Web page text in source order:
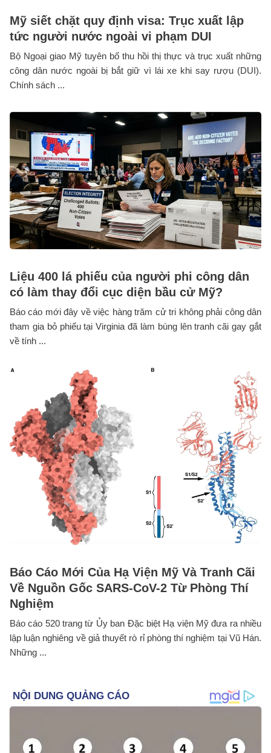
Mỹ siết chặt quy định visa: Trục xuất lập
tức người nước ngoài vi phạm DUI
Bộ Ngoại giao Mỹ tuyên bố thu hồi thị thực và trục xuất những
công dân nước ngoài bị bắt giữ vì lái xe khi say rượu (DUI).
Chính sách ...
Liệu 400 lá phiếu của người phi công dân
có làm thay đổi cục diện bầu cử Mỹ?
Báo cáo mới đây về việc hàng trăm cử tri không phải công dân
tham gia bỏ phiếu tại Virginia đã làm bùng lên tranh cãi gay gắt
về tính ...
Báo Cáo Mới Của Hạ Viện Mỹ Và Tranh Cãi
Về Nguồn Gốc SARS-CoV-2 Từ Phòng Thí
Nghiệm
Báo cáo 520 trang từ Ủy ban Đặc biệt Hạ viện Mỹ đưa ra nhiều
lập luận nghiêng về giả thuyết rò rỉ phòng thí nghiệm tại Vũ Hán.
Những ...